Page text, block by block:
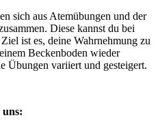
sich aus Atemübungen und der
Diese kannst du bei
ist es, deine Wahrnehmung zu
Beckenboden wieder
Übungen variiert und gesteigert.